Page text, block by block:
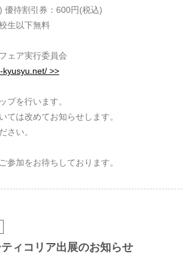
優待割引券：600円(税込)
生以下無料
ェア実行委員会
kyusyu.net/ >>
プを行います。
ては改めてお知らせします。
さい。
参加をお待ちしております。
ィコリア出展のお知らせ